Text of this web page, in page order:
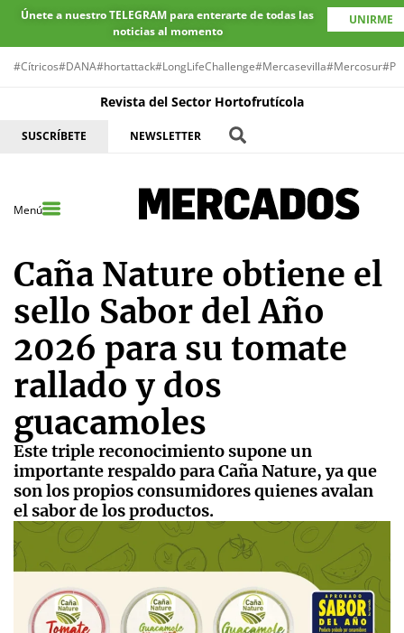
Únete a nuestro TELEGRAM para enterarte de todas las
noticias al momento
UNIRME
#Cítricos#DANA#hortattack#LongLifeChallenge#Mercasevilla#Mercosur
Revista del Sector Hortofrutícola
SUSCRÍBETE NEWSLETTER
Menú
Caña Nature obtiene el
sello Sabor del Año
2026 para su tomate
rallado y dos
guacamoles
Este triple reconocimiento supone un
importante respaldo para Caña Nature, ya que
son los propios consumidores quienes avalan
el sabor de los productos.